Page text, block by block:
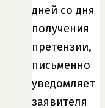
дней со дня
получения
претензии,
письменно
уведомляет
заявителя